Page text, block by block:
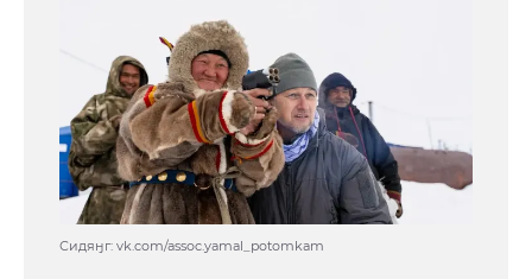
Сидяӈг: vk.com/assoc.yamal_potomkam